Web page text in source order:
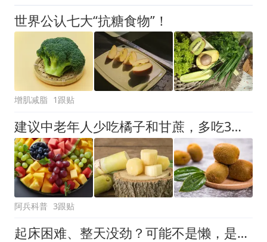
世界公认七大“抗糖食物”！
增肌减脂 1跟贴
建议中老年人少吃橘子和甘蔗，多吃3种“碱性水果”，增强抵抗力
阿兵科普 3跟贴
起床困难、整天没劲？可能不是懒，是你的身体在喊“缺营养”